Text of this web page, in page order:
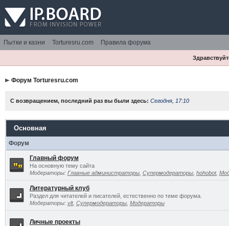
Пытки и казни Torturesru.com Правила форума
Форум Torturesru.com
С возвращением, последний раз вы были здесь: Сегодня, 17:10
Основная
Форум
Главный форум
На основную тему сайта
Модераторы: Главные администраторы, Супермодераторы, hohobot,
Литературный клуб
Раздел для читателей и писателей, естественно по теме форума.
Модераторы: vlt, Супермодераторы, Модераторы
Личные проекты